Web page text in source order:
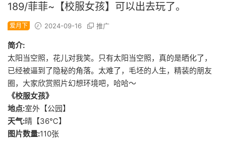
189/菲菲~【校服女孩】可以出去玩了。
爱月下 2024-09-16 推广
简介:
太阳当空照，花儿对我笑。只有太阳当空照，真的是晒化了，
已经被逼到了隐秘的角落。太难了，毛坯的人生，精装的朋友
圈，大家欣赏照片幻想环境吧，哈哈～
《校服女孩》
地点:室外【公园】
天气:晴【36℃】
图片数量:110张